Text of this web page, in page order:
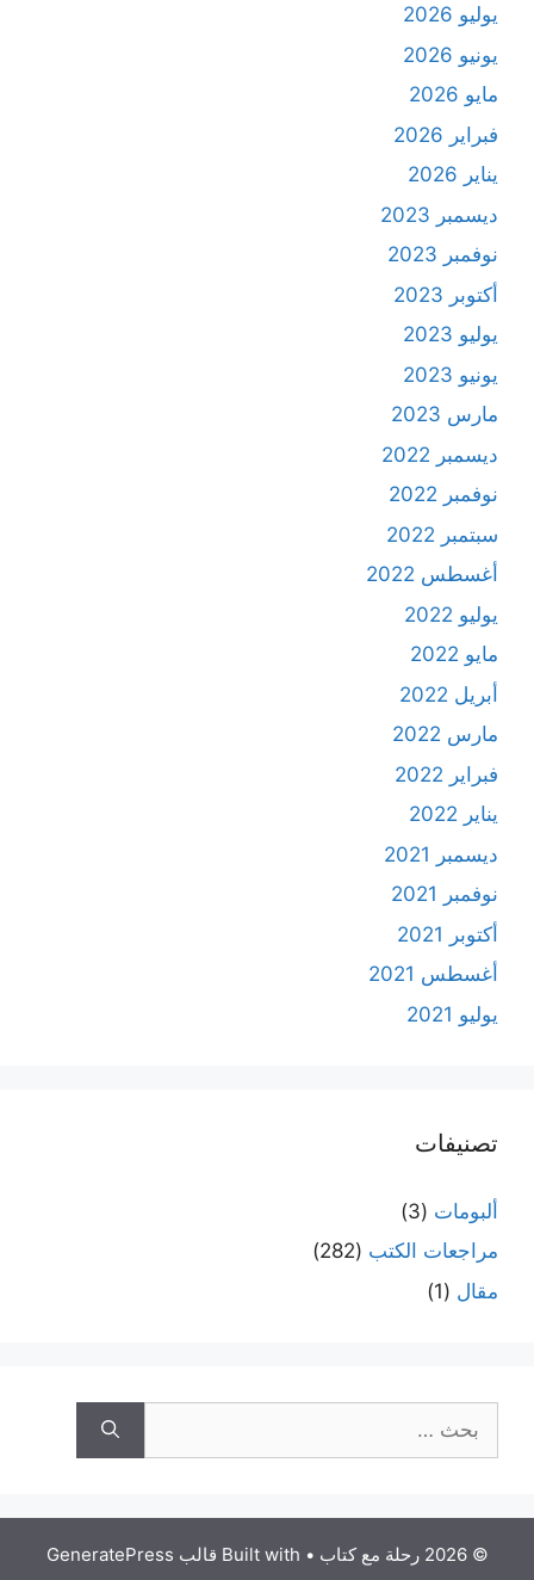
يوليو 2026
يونيو 2026
مايو 2026
فبراير 2026
يناير 2026
ديسمبر 2023
نوفمبر 2023
أكتوبر 2023
يوليو 2023
يونيو 2023
مارس 2023
ديسمبر 2022
نوفمبر 2022
سبتمبر 2022
أغسطس 2022
يوليو 2022
مايو 2022
أبريل 2022
مارس 2022
فبراير 2022
يناير 2022
ديسمبر 2021
نوفمبر 2021
أكتوبر 2021
أغسطس 2021
يوليو 2021
تصنيفات
ألبومات (3)
مراجعات الكتب (282)
مقال (1)
عن:
© 2026 رحلة مع كتاب • Built with قالب GeneratePress